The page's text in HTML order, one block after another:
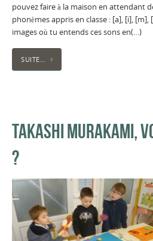
pouvez faire à la maison en attendant
phonèmes appris en classe : [a], [i],
images où tu entends ces sons en(…)
SUITE…
TAKASHI MURAKAMI,
?